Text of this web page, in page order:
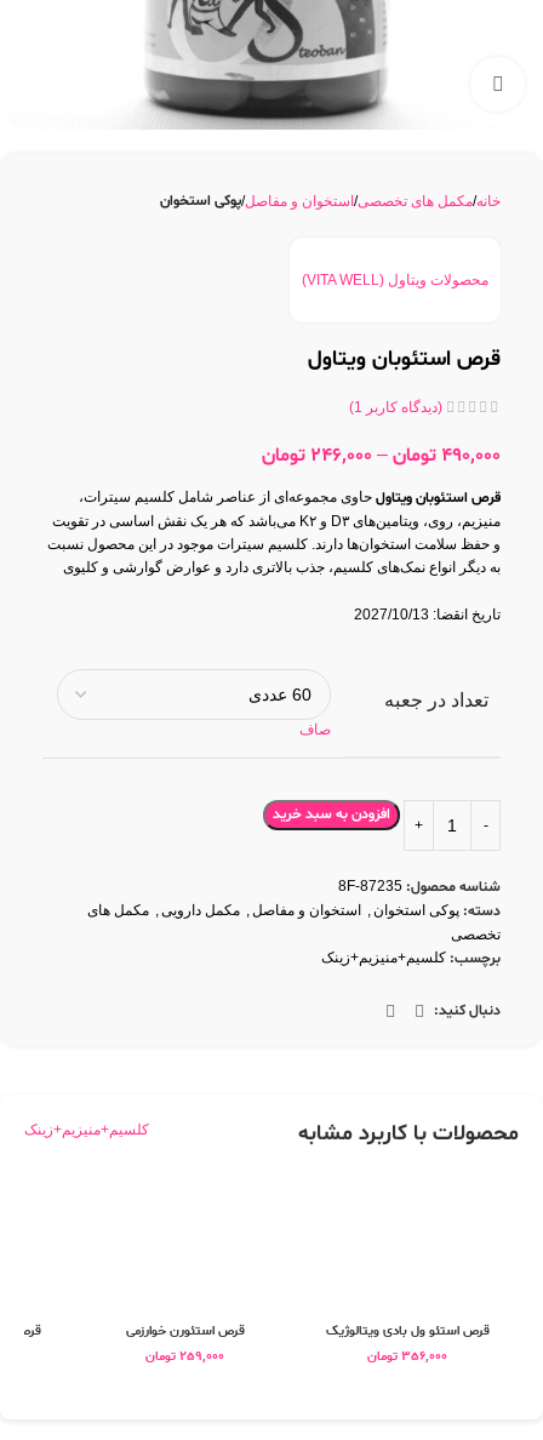
خانه مکمل های تخصصی استخوان و مفاصل پوکی استخوان
محصولات ویتاول (VITA WELL)
قرص استئوبان ویتاول
(دیدگاه کاربر 1
)
490,000 تومان –
246,000 تومان
قرص استئوبان ویتاول حاوی مجموعه‌ای از عناصر شامل کلسیم سیترات،
منیزیم، روی، ویتامین‌های D۳ و K۲ می‌باشد که هر یک نقش اساسی در تقویت
و حفظ سلامت استخوان‌ها دارند. کلسیم سیترات موجود در این محصول نسبت
به دیگر انواع نمک‌های کلسیم، جذب بالاتری دارد و عوارض گوارشی و کلیوی
تاریخ انقضا: 2027/10/13
تعداد در جعبه
صاف
افزودن به سبد خرید
شناسه محصول: 8F-87235
دسته: پوکی استخوان, استخوان و مفاصل, مکمل دارویی, مکمل های
تخصصی
برچسب: کلسیم+منیزیم+زینک
دنبال کنید:
محصولات با کاربرد مشابه کلسیم+منیزیم+زینک
قرص استئو ول بادی ویتالوژیک
356,000 تومان
قرص استئورن خوارزمی
259,000 تومان
قرص